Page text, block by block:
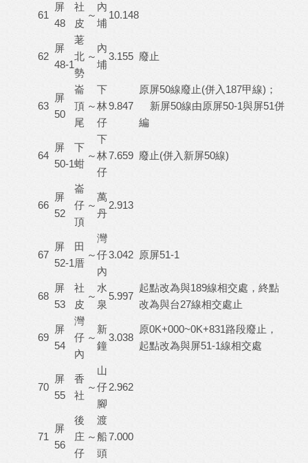
61
屏
48
社
皮
～
內
埔
10.148
62
屏
48-1
荖
北
勢
～
內
埔
3.155 廢止
63
屏
50
崙
頂
尾
～
下
林
仔
9.847
原屏50線廢止(併入187甲線)；
新屏50線由原屏50-1與屏51併
編
64
屏
50-1
下
蚶
～
下
林
仔
7.659 廢止(併入新屏50線)
66
屏
52
崙
仔
頂
～
萬
丹
2.913
67
屏
52-1
田
厝
～
灣
仔
內
3.042 原屏51-1
68
屏
53
社
皮
～
水
泉
5.997
起點改為與189線相交處，終點
改為與台27線相交處止
69
屏
54
灣
仔
內
～
新
鐘
3.038
原0K+000~0K+831路段廢止，
起點改為與屏51-1線相交處
70
屏
55
香
社
～
山
仔
腳
2.962
71
屏
56
後
庄
仔
～
渡
船
頭
7.000